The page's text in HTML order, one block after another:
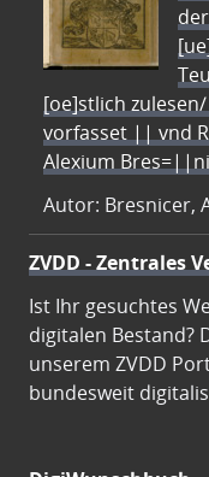
[oe]stlich
vorfasset || vnd
Alexium
Autor: Bresnicer,
ZVDD - Zentrales
Ist Ihr gesuchtes
digitalen Bestand?
unserem ZVDD
bundesweit